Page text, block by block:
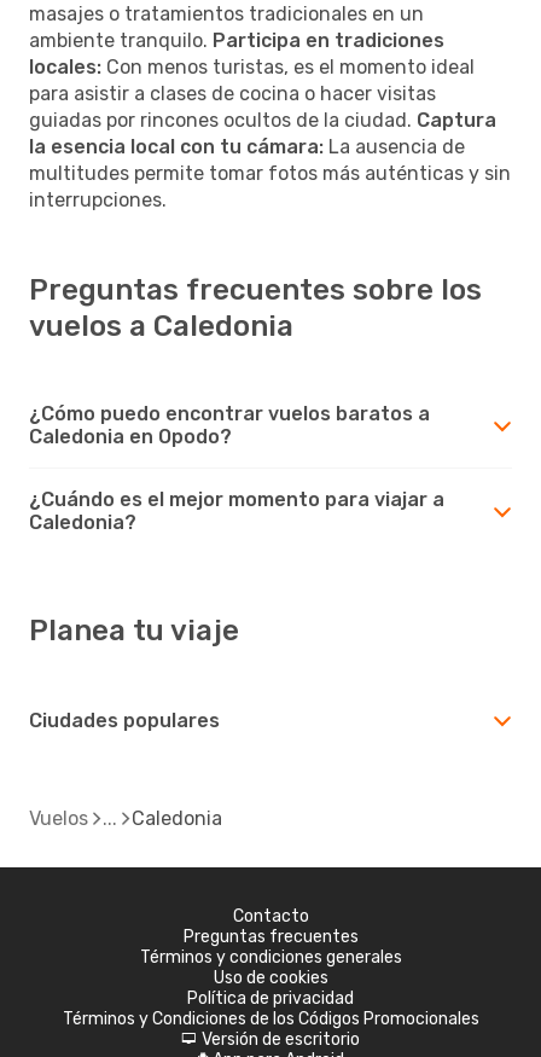
masajes o tratamientos tradicionales en un
ambiente tranquilo. Participa en tradiciones
locales: Con menos turistas, es el momento ideal
para asistir a clases de cocina o hacer visitas
guiadas por rincones ocultos de la ciudad. Captura
la esencia local con tu cámara: La ausencia de
multitudes permite tomar fotos más auténticas y sin
interrupciones.
Preguntas frecuentes sobre los
vuelos a Caledonia
¿Cómo puedo encontrar vuelos baratos a
Caledonia en Opodo?
¿Cuándo es el mejor momento para viajar a
Caledonia?
Planea tu viaje
Ciudades populares
Vuelos Caledonia
Contacto
Preguntas frecuentes
Términos y condiciones generales
Uso de cookies
Política de privacidad
Términos y Condiciones de los Códigos Promocionales
d Versión de escritorio